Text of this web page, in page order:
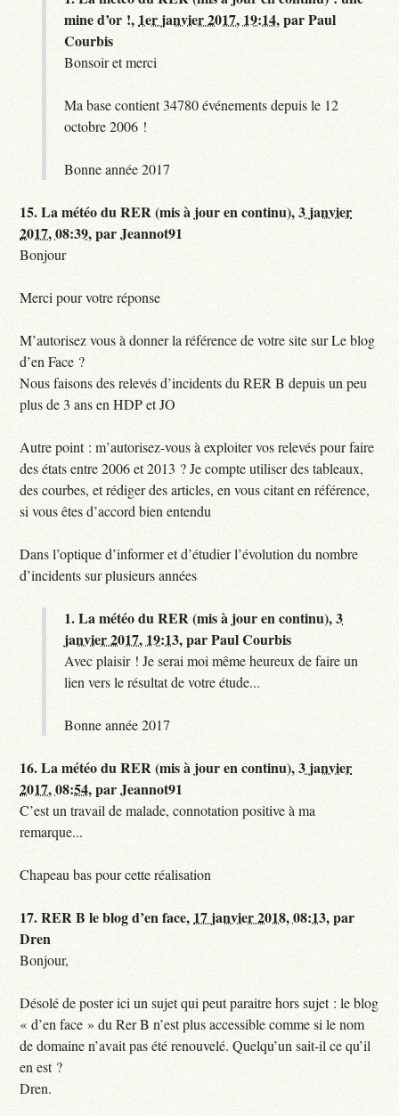
mine d’or !, 1er janvier 2017, 19:14,parPaul
Courbis
Bonsoir et merci
Ma base contient 34780 événements depuis le 12
octobre 2006 !
Bonne année 2017
15.La météo du RER (mis à jour en continu),3 janvier
2017, 08:39,parJeannot91
Bonjour
Merci pour votre réponse
M’autorisez vous à donner la référence de votre site sur Le blog
d’en Face ?
Nous faisons des relevés d’incidents du RER B depuis un peu
plus de 3 ans en HDP et JO
Autre point : m’autorisez-vous à exploiter vos relevés pour faire
des états entre 2006 et 2013 ? Je compte utiliser des tableaux,
des courbes, et rédiger des articles, en vous citant en référence,
si vous êtes d’accord bien entendu
Dans l’optique d’informer et d’étudier l’évolution du nombre
d’incidents sur plusieurs années
1.La météo du RER (mis à jour en continu),3
janvier 2017, 19:13,parPaul Courbis
Avec plaisir ! Je serai moi même heureux de faire un
lien vers le résultat de votre étude...
Bonne année 2017
16.La météo du RER (mis à jour en continu),3 janvier
2017, 08:54,parJeannot91
C’est un travail de malade, connotation positive à ma
remarque...
Chapeau bas pour cette réalisation
17.RER B le blog d’en face, 17 janvier 2018, 08:13,par
Dren
Bonjour,
Désolé de poster ici un sujet qui peut paraitre hors sujet : le blog
« d’en face » du Rer B n’est plus accessible comme si le nom
de domaine n’avait pas été renouvelé. Quelqu’un sait-il ce qu’il
en est ?
Dren.